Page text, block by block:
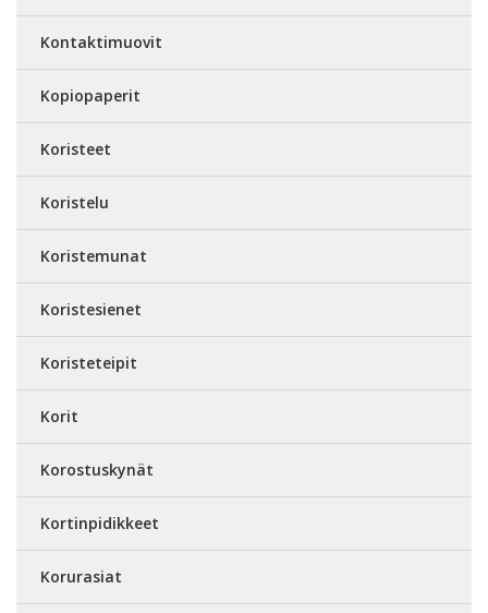
Kontaktimuovit
Kopiopaperit
Koristeet
Koristelu
Koristemunat
Koristesienet
Koristeteipit
Korit
Korostuskynät
Kortinpidikkeet
Korurasiat